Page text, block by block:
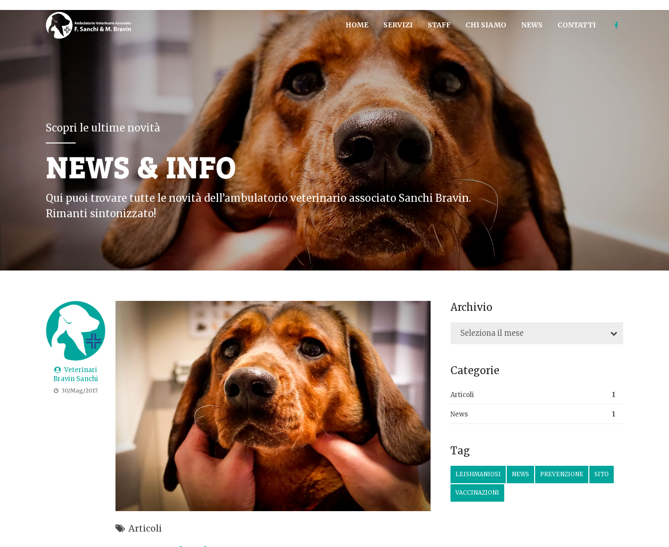
HOME SERVIZI STAFF CHI SIAMO NEWS CONTATTI
Scopri le ultime novità
NEWS & INFO
Qui puoi trovare tutte le novità dell’ambulatorio veterinario associato Sanchi Bravin.
Rimanti sintonizzato!
Veterinari
Bravin Sanchi
30/Mag/2017
Articoli
Archivio
Seleziona il mese
Categorie
Articoli 1
News 1
Tag
LEISHMANIOSI NEWS PREVENZIONE SITO
VACCINAZIONI